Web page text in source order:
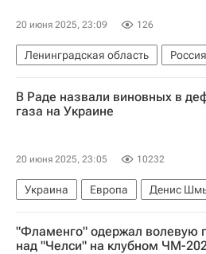
20 июня 2025, 23:09 126
Ленинградская область
Россия
Ленинградская область
В Раде назвали виновных в
газа на Украине
20 июня 2025, 23:05 10232
Украина Европа
Денис
Нафтогаз Украины
Верховная
В мире
"Фламенго" одержал волевую
над "Челси" на клубном ЧМ-